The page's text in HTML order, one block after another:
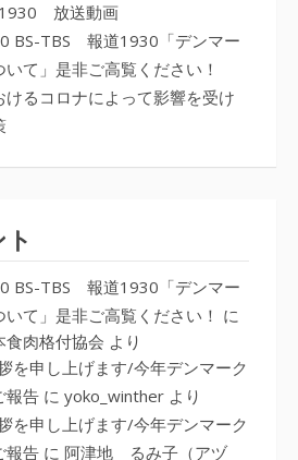
放送動画
BS-TBS 報道1930「デンマー
て」是非ご高覧ください！
るコロナによって影響を受け
BS-TBS 報道1930「デンマー
て」是非ご高覧ください！ に
肉格付協会 より
を申し上げます/今年デンマーク
報告 に yoko_winther より
を申し上げます/今年デンマーク
報告 に 阿津地 るみ子（アヅ